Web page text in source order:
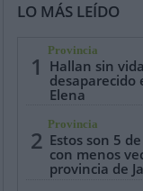
Jaén, Pueblo a Pueblo
LO MÁS LEÍDO
1
Provincia
Hallan sin
desaparecido
Elena
2
Provincia
Estos son 5
con menos
provincia de